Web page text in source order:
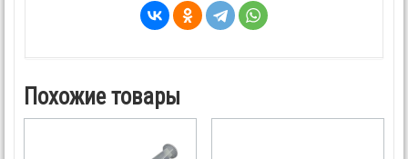
Похожие товары